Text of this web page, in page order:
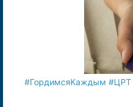
#ГордимсяКаждым #ЦРТ